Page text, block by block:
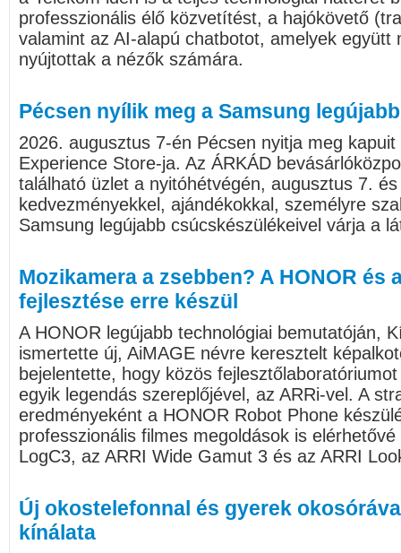
professzionális élő közvetítést, a hajókövető
valamint az AI-alapú chatbotot, amelyek együtt
nyújtottak a nézők számára.
Pécsen nyílik meg a Samsung
2026. augusztus 7-én Pécsen nyitja meg
Experience Store-ja. Az ÁRKÁD
található üzlet a nyitóhétvégén, augusztus 7.
kedvezményekkel, ajándékokkal, személyre
Samsung legújabb csúcskészülékeivel várja a
Mozikamera a zsebben? A HONOR és
fejlesztése erre készül
A HONOR legújabb technológiai bemutatóján,
ismertette új, AiMAGE névre keresztelt
bejelentette, hogy közös
egyik legendás szereplőjével, az ARRi-vel. A
eredményeként a HONOR Robot Phone
professzionális filmes megoldások is
LogC3, az ARRI Wide Gamut 3 és az ARRI
Új okostelefonnal és gyerek
kínálata